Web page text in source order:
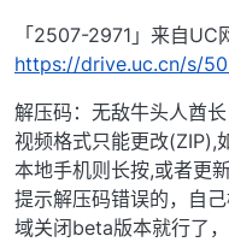
「2507-2971」来自UC
https://drive.uc.cn/s/
解压码：无敌牛头人酋长
视频格式只能更改(ZIP),
本地手机则长按,或者更
提示解压码错误的，自
域关闭beta版本就行了